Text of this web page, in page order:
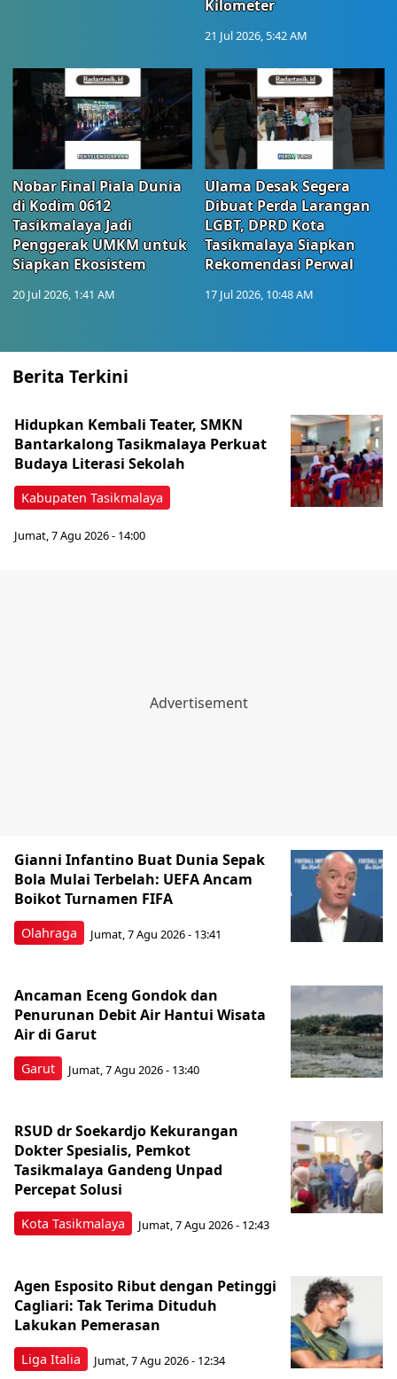
Kilometer
21 Jul 2026, 5:42 AM
Nobar Final Piala Dunia
di Kodim 0612
Tasikmalaya Jadi
Penggerak UMKM untuk
Siapkan Ekosistem
20 Jul 2026, 1:41 AM
Ulama Desak Segera
Dibuat Perda Larangan
LGBT, DPRD Kota
Tasikmalaya Siapkan
Rekomendasi Perwal
17 Jul 2026, 10:48 AM
Berita Terkini
Kabupaten Tasikmalaya
Hidupkan Kembali Teater, SMKN
Bantarkalong Tasikmalaya Perkuat
Budaya Literasi Sekolah
Jumat, 7 Agu 2026 - 14:00
Olahraga
Gianni Infantino Buat Dunia Sepak
Bola Mulai Terbelah: UEFA Ancam
Boikot Turnamen FIFA
Jumat, 7 Agu 2026 - 13:41
Garut
Ancaman Eceng Gondok dan
Penurunan Debit Air Hantui Wisata
Air di Garut
Jumat, 7 Agu 2026 - 13:40
Kota Tasikmalaya
RSUD dr Soekardjo Kekurangan
Dokter Spesialis, Pemkot
Tasikmalaya Gandeng Unpad
Percepat Solusi
Jumat, 7 Agu 2026 - 12:43
Liga Italia
Agen Esposito Ribut dengan Petinggi
Cagliari: Tak Terima Dituduh
Lakukan Pemerasan
Jumat, 7 Agu 2026 - 12:34